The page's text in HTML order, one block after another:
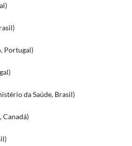
Portugal)
da Saúde, Brasil)